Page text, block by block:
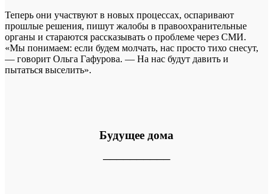
Теперь они участвуют в новых процессах, оспаривают
прошлые решения, пишут жалобы в правоохранительные
органы и стараются рассказывать о проблеме через СМИ.
«Мы понимаем: если будем молчать, нас просто тихо снесут,
— говорит Ольга Гафурова. — На нас будут давить и
пытаться выселить».
Будущее дома
──────────